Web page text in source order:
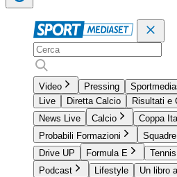
Video Pressing
Live
Diretta Calcio
Risultati e
News Live
Calcio Coppa
Probabili Formazioni
Squadre
Drive UP
Formula E Tennis
Podcast
Lifestyle
Un libro